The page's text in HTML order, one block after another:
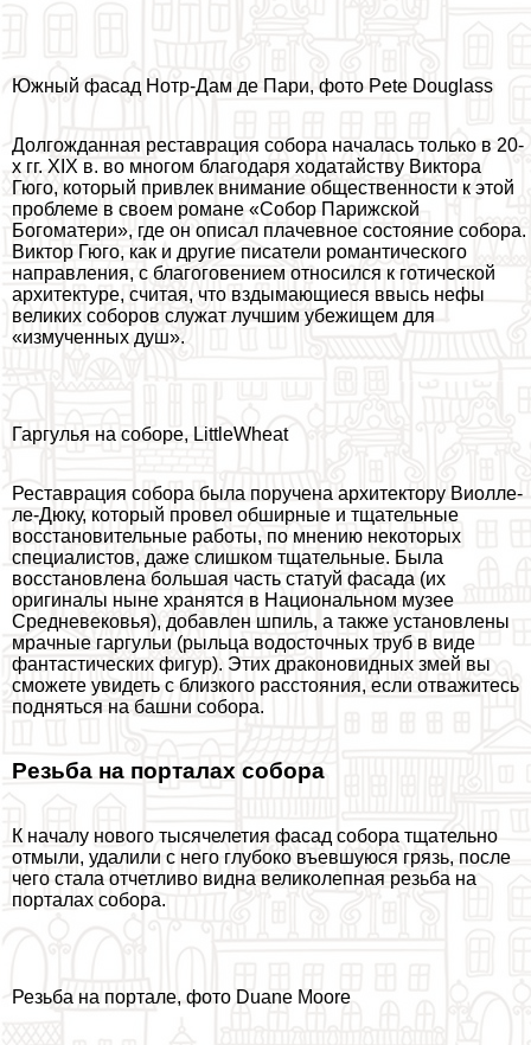
Южный фасад Нотр-Дам де Пари, фото Pete Douglass
Долгожданная реставрация собора началась только в 20-
х гг. XIX в. во многом благодаря ходатайству Виктора
Гюго, который привлек внимание общественности к этой
проблеме в своем романе «Собор Парижской
Богоматери», где он описал плачевное состояние собора.
Виктор Гюго, как и другие писатели романтического
направления, с благоговением относился к готической
архитектуре, считая, что вздымающиеся ввысь нефы
великих соборов служат лучшим убежищем для
«измученных душ».
Гаргулья на соборе, LittleWheat
Реставрация собора была поручена архитектору Виолле-
ле-Дюку, который провел обширные и тщательные
восстановительные работы, по мнению некоторых
специалистов, даже слишком тщательные. Была
восстановлена большая часть статуй фасада (их
оригиналы ныне хранятся в Национальном музее
Средневековья), добавлен шпиль, а также установлены
мрачные гаргульи (рыльца водосточных труб в виде
фантастических фигур). Этих дpaконовидных змей вы
сможете увидеть с близкого расстояния, если отважитесь
подняться на башни собора.
Резьба на порталах собора
К началу нового тысячелетия фасад собора тщательно
отмыли, удалили с него глубоко въевшуюся грязь, после
чего стала отчетливо видна великолепная резьба на
порталах собора.
Резьба на портале, фото Duane Moore